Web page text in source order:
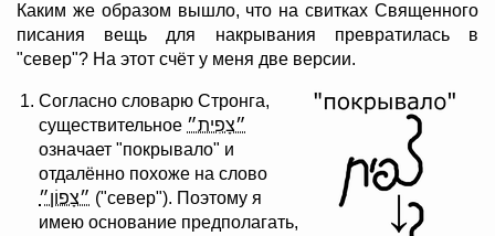
Каким же образом вышло, что на свитках Священного
писания вещь для накрывания превратилась в
"север"? На этот счёт у меня две версии.
Согласно словарю Стронга,
существительное ״צָפִית״
означает "покрывало" и
отдалённо похоже на слово
״צָפוֹן״ ("север"). Поэтому я
имею основание предполагать,